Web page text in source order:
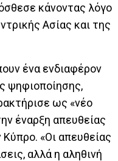
κάνοντας λόγο
Ασίας και της
ένα ενδιαφέρον
ψηφιοποίησης,
ως «νέο
έναρξη απευθείας
«Οι απευθείας
αλλά η αληθινή